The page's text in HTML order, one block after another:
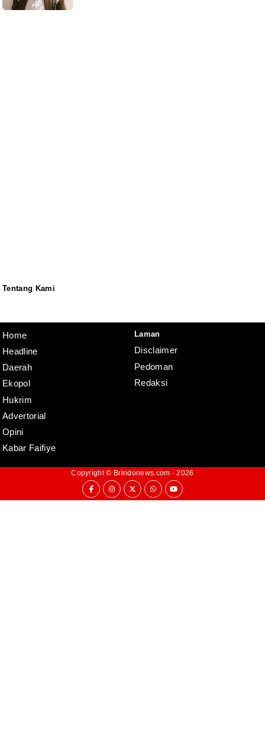
Tentang Kami
Home
Headline
Daerah
Ekopol
Hukrim
Advertorial
Opini
Kabar Faifiye
Laman
Disclaimer
Pedoman
Redaksi
Copyright © Brindonews.com - 2026